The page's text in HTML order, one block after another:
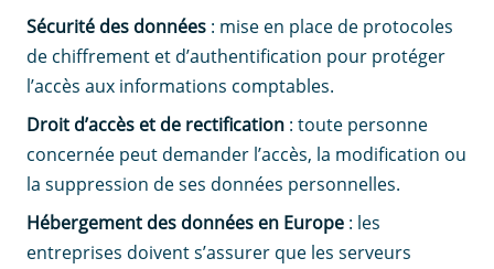
Sécurité des données : mise en place de protocoles
de chiffrement et d’authentification pour protéger
l’accès aux informations comptables.
Droit d’accès et de rectification : toute personne
concernée peut demander l’accès, la modification ou
la suppression de ses données personnelles.
Hébergement des données en Europe : les
entreprises doivent s’assurer que les serveurs